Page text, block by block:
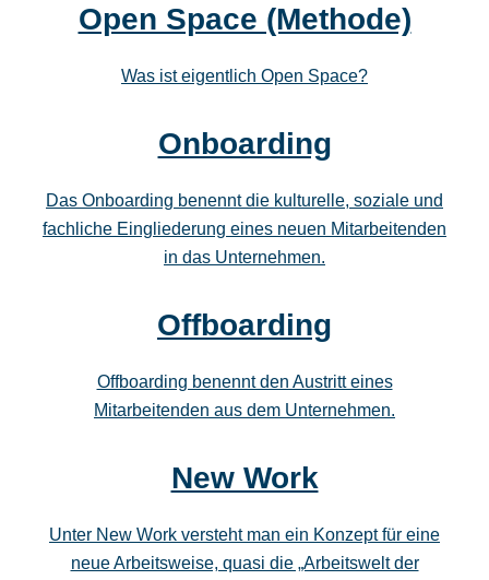
Open Space (Methode)
Was ist eigentlich Open Space?
Onboarding
Das Onboarding benennt die kulturelle, soziale und
fachliche Eingliederung eines neuen Mitarbeitenden
in das Unternehmen.
Offboarding
Offboarding benennt den Austritt eines
Mitarbeitenden aus dem Unternehmen.
New Work
Unter New Work versteht man ein Konzept für eine
neue Arbeitsweise, quasi die „Arbeitswelt der